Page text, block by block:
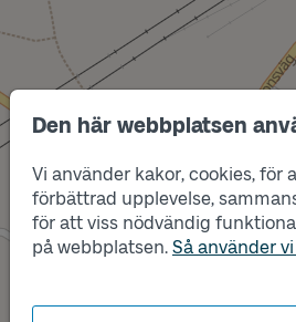
Den här webbplatsen
Vi använder kakor, cookies, för
förbättrad upplevelse,
för att viss nödvändig
på webbplatsen. Så använder
Läge
B